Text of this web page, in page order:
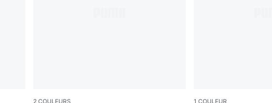
2 COULEURS 1 COULEUR